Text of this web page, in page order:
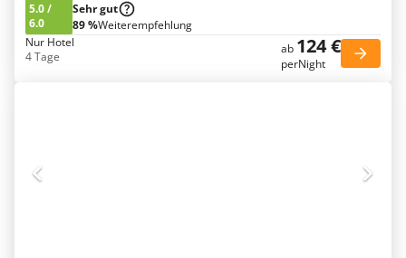
5.0/
6.0
Sehr gut
89 %Weiterempfehlung
Nur Hotel
4 Tage
ab 124 €
perNight